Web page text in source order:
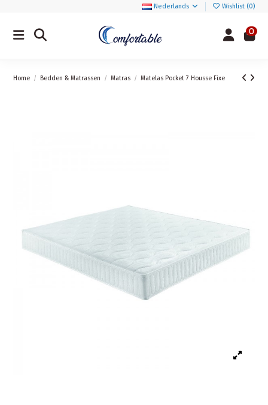
Nederlands Wishlist (0)
0
Home Bedden & Matrassen Matras Matelas Pocket 7 Housse Fixe